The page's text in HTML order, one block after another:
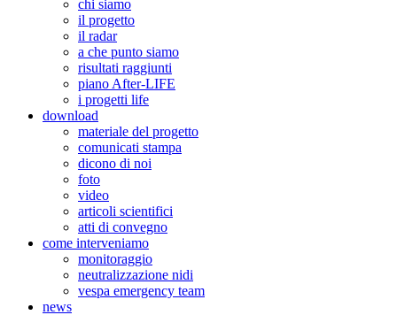
chi siamo
il progetto
il radar
a che punto siamo
risultati raggiunti
piano After-LIFE
i progetti life
download
materiale del progetto
comunicati stampa
dicono di noi
foto
video
articoli scientifici
atti di convegno
come interveniamo
monitoraggio
neutralizzazione nidi
vespa emergency team
news